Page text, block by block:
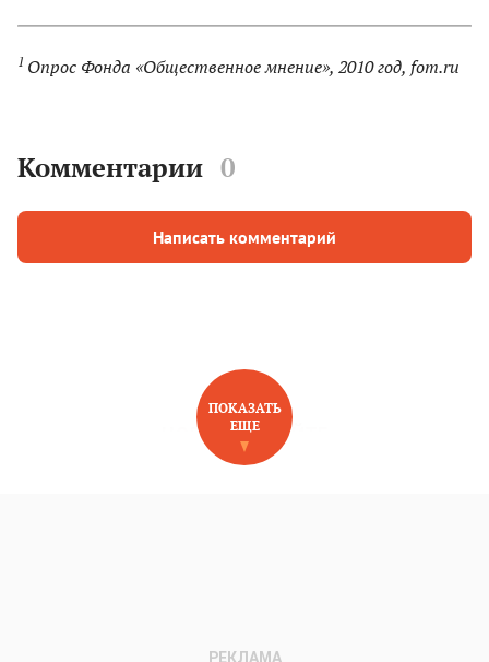
1 Опрос Фонда «Общественное мнение», 2010 год, fom.ru
Комментарии 0
Написать комментарий
НОВОЕ НА САЙТЕ
ПОКАЗАТЬ
ЕЩЕ